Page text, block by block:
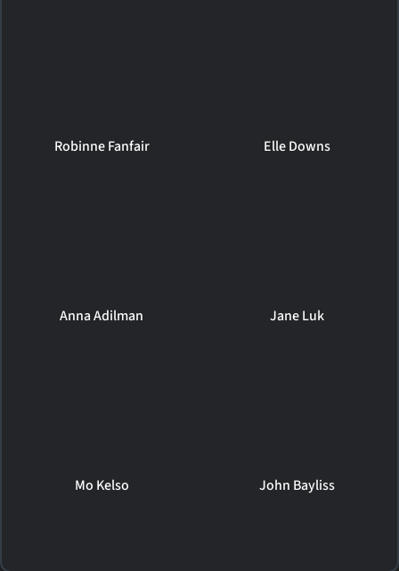
Robinne Fanfair Elle Downs
Anna Adilman Jane Luk
Mo Kelso John Bayliss